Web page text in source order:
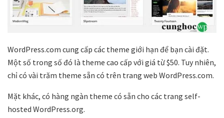
WordPress.com cung cấp các theme giới hạn để bạn cài đặt.
Một số trong số đó là theme cao cấp với giá từ $50. Tuy nhiên,
chỉ có vài trăm theme sẵn có trên trang web WordPress.com.
Mặt khác, có hàng ngàn theme có sẵn cho các trang self-
hosted WordPress.org.